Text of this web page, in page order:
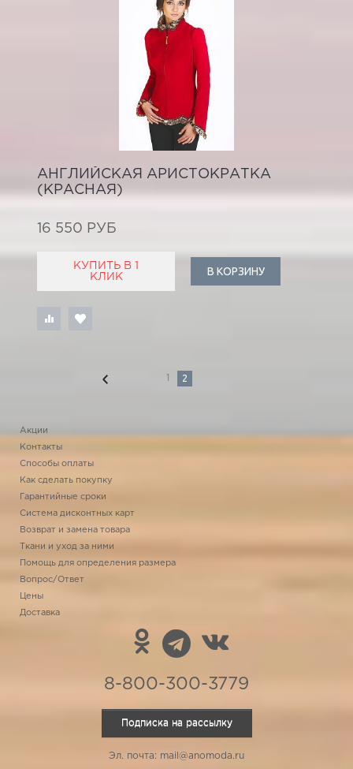
АНГЛИЙСКАЯ АРИСТОКРАТКА
(КРАСНАЯ)
16 550 РУБ
КУПИТЬ В 1
КЛИК
В КОРЗИНУ
2
Акции
Контакты
Способы оплаты
Как сделать покупку
Гарантийные сроки
Система дисконтных карт
Возврат и замена товара
Ткани и уход за ними
Помощь для определения размера
Вопрос/Ответ
Цены
Доставка
8-800-300-3779
Подписка на рассылку
Эл. почта: mail@anomoda.ru